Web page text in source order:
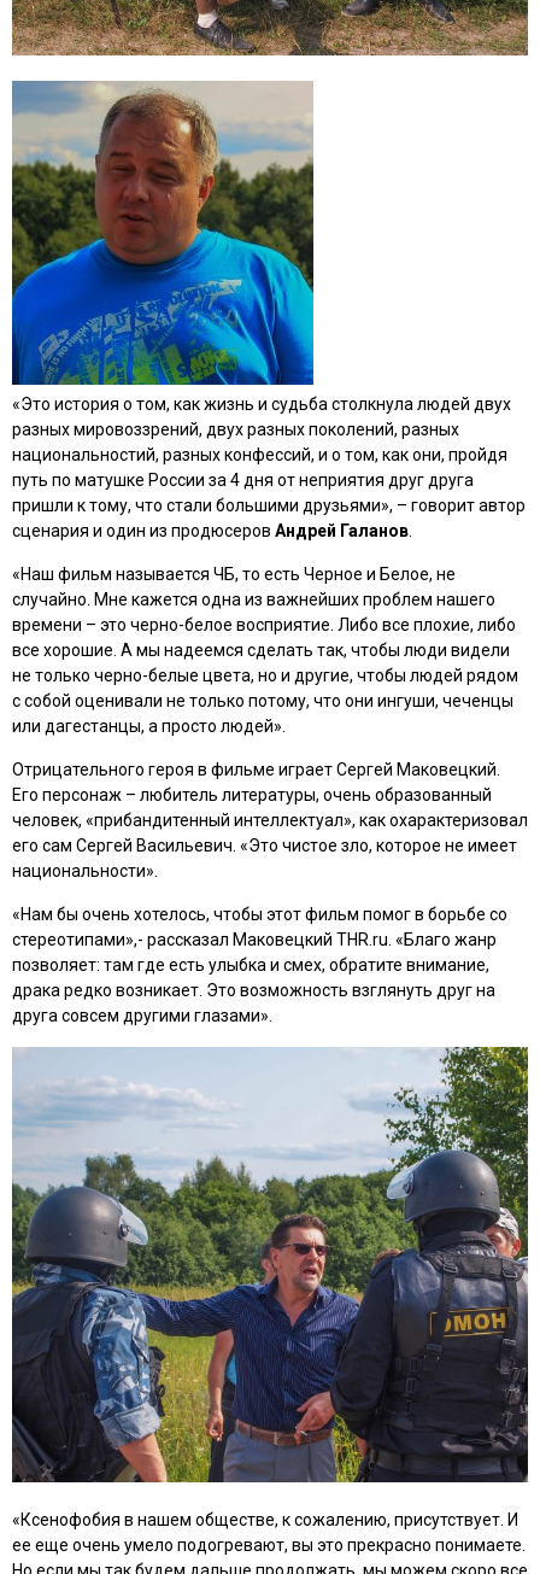
«Это история о том, как жизнь и судьба столкнула людей двух
разных мировоззрений, двух разных поколений, разных
национальностий, разных конфессий, и о том, как они, пройдя
путь по матушке России за 4 дня от неприятия друг друга
пришли к тому, что стали большими друзьями», – говорит автор
сценария и один из продюсеров Андрей Галанов
«Наш фильм называется ЧБ, то есть Черное и Белое, не
случайно. Мне кажется одна из важнейших проблем нашего
времени – это черно-белое восприятие. Либо все плохие, либо
все хорошие. А мы надеемся сделать так, чтобы люди видели
не только черно-белые цвета, но и другие, чтобы людей рядом
с собой оценивали не только потому, что они ингуши, чеченцы
или дагестанцы, а просто людей».
Отрицательного героя в фильме играет Сергей Маковецкий.
Его персонаж – любитель литературы, очень образованный
человек, «прибандитенный интеллектуал», как охарактеризовал
его сам Сергей Васильевич. «Это чистое зло, которое не имеет
национальности».
«Нам бы очень хотелось, чтобы этот фильм помог в борьбе со
стереотипами»,- рассказал Маковецкий THR.ru. «Благо жанр
позволяет: там где есть улыбка и смех, обратите внимание,
драка редко возникает. Это возможность взглянуть друг на
друга совсем другими глазами».
«Ксенофобия в нашем обществе, к сожалению, присутствует. И
ее еще очень умело подогревают, вы это прекрасно понимаете.